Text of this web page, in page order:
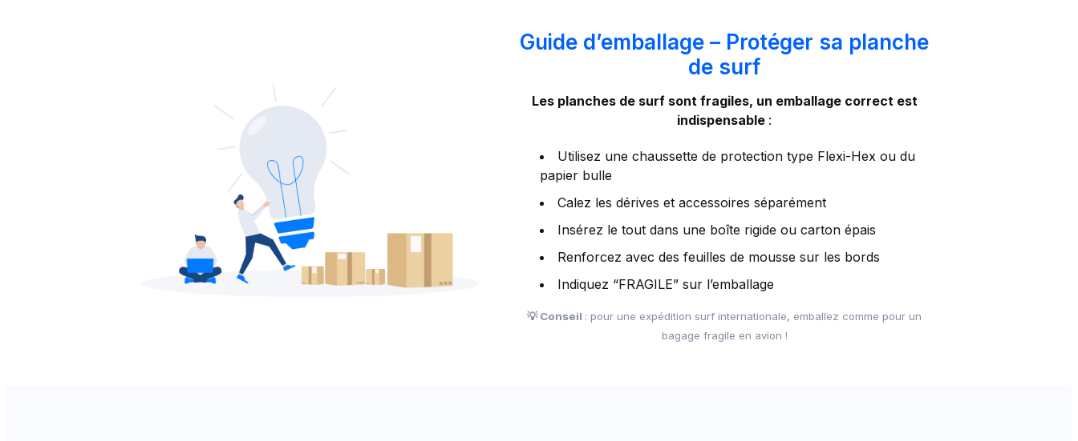
Guide d’emballage – Protéger sa planche
de surf
Les planches de surf sont fragiles, un emballage correct est
indispensable :
Utilisez une chaussette de protection type Flexi-Hex ou du
papier bulle
Calez les dérives et accessoires séparément
Insérez le tout dans une boîte rigide ou carton épais
Renforcez avec des feuilles de mousse sur les bords
Indiquez “FRAGILE” sur l’emballage
💡 Conseil : pour une expédition surf internationale, emballez comme pour un
bagage fragile en avion !